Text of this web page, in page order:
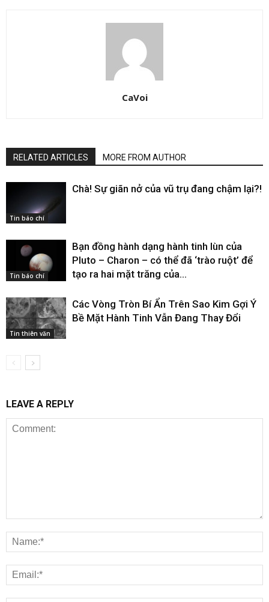
CaVoi
RELATED ARTICLES MORE FROM AUTHOR
Tin báo chí
Chà! Sự giãn nở của vũ trụ đang chậm lại?!
Tin báo chí
Bạn đồng hành dạng hành tinh lùn của
Pluto – Charon – có thể đã ‘trào ruột’ để
tạo ra hai mặt trăng của...
Tin thiên văn
Các Vòng Tròn Bí Ẩn Trên Sao Kim Gợi Ý
Bề Mặt Hành Tinh Vẫn Đang Thay Đổi
LEAVE A REPLY